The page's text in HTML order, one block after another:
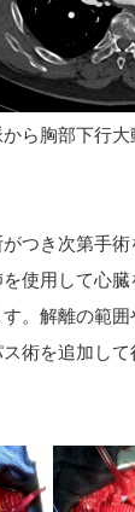
ら胸部下行
つき次第手
使用して心臓
。解離の範
術を追加し